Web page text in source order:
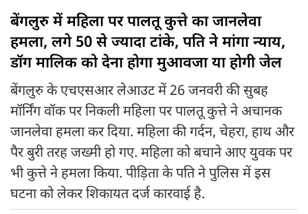
बेंगलुरु में महिला पर पालतू कुत्ते का जानलेवा
हमला, लगे 50 से ज्यादा टांके, पति ने मांगा न्याय,
डॉग मालिक को देना होगा मुआवजा या होगी जेल
बेंगलुरु के एचएसआर लेआउट में 26 जनवरी की सुबह
मॉर्निंग वॉक पर निकली महिला पर पालतू कुत्ते ने अचानक
जानलेवा हमला कर दिया. महिला की गर्दन, चेहरा, हाथ और
पैर बुरी तरह जख्मी हो गए. महिला को बचाने आए युवक पर
भी कुत्ते ने हमला किया. पीड़िता के पति ने पुलिस में इस
घटना को लेकर शिकायत दर्ज कारवाई है.